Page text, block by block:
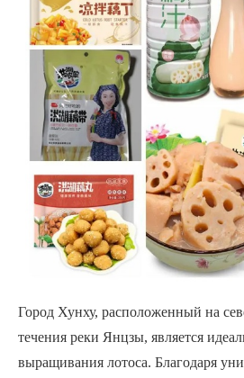
Город Хунху, расположенный на
течения реки Янцзы, является
выращивания лотоса. Благодаря